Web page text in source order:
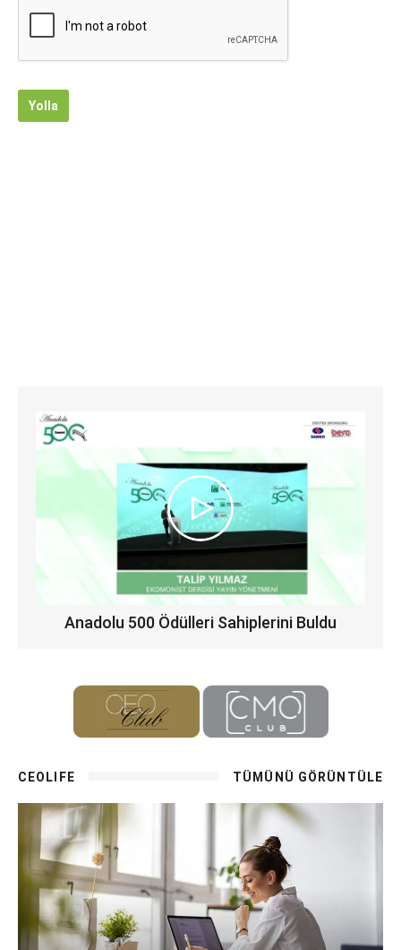
Yolla
Anadolu 500 Ödülleri Sahiplerini Buldu
CEOLIFE TÜMÜNÜ GÖRÜNTÜLE